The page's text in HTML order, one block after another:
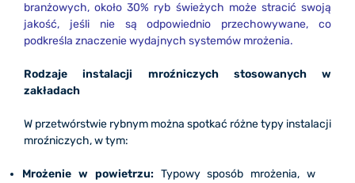
branżowych, około 30% ryb świeżych może stracić swoją
jakość, jeśli nie są odpowiednio przechowywane, co
podkreśla znaczenie wydajnych systemów mrożenia.
Rodzaje instalacji mroźniczych stosowanych w
zakładach
W przetwórstwie rybnym można spotkać różne typy instalacji
mroźniczych, w tym:
Mrożenie w powietrzu:Typowy sposób mrożenia, w